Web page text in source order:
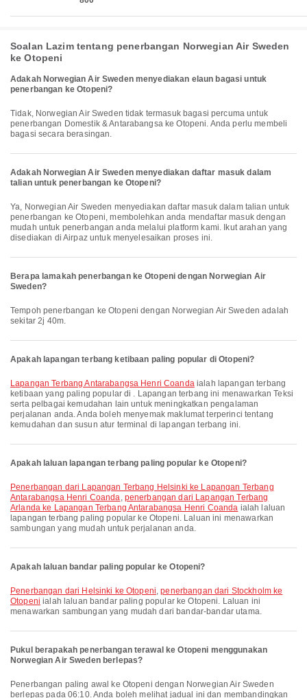
Soalan Lazim tentang penerbangan Norwegian Air Sweden
ke Otopeni
Adakah Norwegian Air Sweden menyediakan elaun bagasi untuk
penerbangan ke Otopeni?
Tidak, Norwegian Air Sweden tidak termasuk bagasi percuma untuk
penerbangan Domestik & Antarabangsa ke Otopeni. Anda perlu membeli
bagasi secara berasingan.
Adakah Norwegian Air Sweden menyediakan daftar masuk dalam
talian untuk penerbangan ke Otopeni?
Ya, Norwegian Air Sweden menyediakan daftar masuk dalam talian untuk
penerbangan ke Otopeni, membolehkan anda mendaftar masuk dengan
mudah untuk penerbangan anda melalui platform kami. Ikut arahan yang
disediakan di Airpaz untuk menyelesaikan proses ini.
Berapa lamakah penerbangan ke Otopeni dengan Norwegian Air
Sweden?
Tempoh penerbangan ke Otopeni dengan Norwegian Air Sweden adalah
sekitar 2j 40m.
Apakah lapangan terbang ketibaan paling popular di Otopeni?
Lapangan Terbang Antarabangsa Henri Coandaialah lapangan terbang
ketibaan yang paling popular di . Lapangan terbang ini menawarkan Teksi
serta pelbagai kemudahan lain untuk meningkatkan pengalaman
perjalanan anda. Anda boleh menyemak maklumat terperinci tentang
kemudahan dan susun atur terminal di lapangan terbang ini.
Apakah laluan lapangan terbang paling popular ke Otopeni?
penerbangan dari Lapangan Terbang Helsinki ke Lapangan Terbang
Antarabangsa Henri Coanda, penerbangan dari Lapangan Terbang
Arlanda ke Lapangan Terbang Antarabangsa Henri Coanda ialah laluan
lapangan terbang paling popular ke Otopeni. Laluan ini menawarkan
sambungan yang mudah untuk perjalanan anda.
Apakah laluan bandar paling popular ke Otopeni?
penerbangan dari Helsinki ke Otopeni,penerbangan dari Stockholm ke
Otopeni ialah laluan bandar paling popular ke Otopeni. Laluan ini
menawarkan sambungan yang mudah dari bandar-bandar utama.
Pukul berapakah penerbangan terawal ke Otopeni menggunakan
Norwegian Air Sweden berlepas?
Penerbangan paling awal ke Otopeni dengan Norwegian Air Sweden
berlepas pada 06:10. Anda boleh melihat jadual ini dan membandingkan